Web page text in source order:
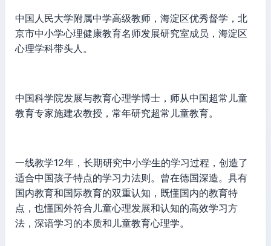
中国人民大学附属中学高级教师，海淀区优秀督学，北
京市中小学心理健康教育名师发展研究室成员，海淀区
心理学科带头人。
中国科学院发展与教育心理学博士，师从中国超常儿童
教育专家施建农教授，常年研究超常儿童教育。
一线教学12年，长期研究中小学生的学习过程，创造了
适合中国孩子特点的学习力法则。曾在德国深造。具有
国内教育和国际教育的双重认知，既懂国内的教育特
点，也懂国外符合儿童心理发展和认知的高效学习方
法，深谙学习的本质和儿童教育心理学。